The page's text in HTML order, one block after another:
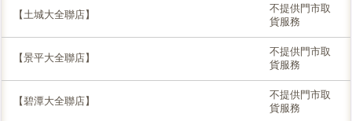
【土城大全聯店】
不提供門市取
貨服務
【景平大全聯店】
不提供門市取
貨服務
【碧潭大全聯店】
不提供門市取
貨服務